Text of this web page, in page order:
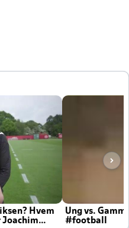
Hvem
Joachim
Ung vs.
#football